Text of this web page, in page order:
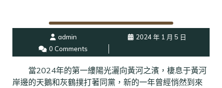
admin
2024 年 1 月 5 日
0 Comments
當2024年的第一縷陽光灑向黃河之濱，棲息于黃河
岸邊的天鵝和灰鶴撲打著同黨，新的一年曾經悄然到來